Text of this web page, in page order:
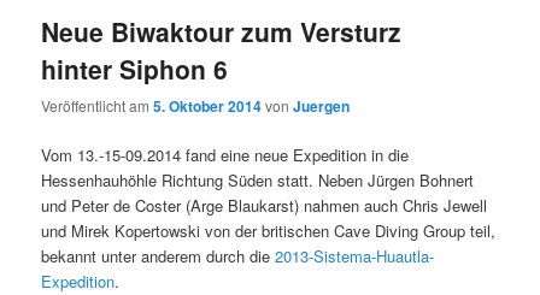
Neue Biwaktour zum Versturz
hinter Siphon 6
Veröffentlicht am5. Oktober 2014vonJuergen
Vom 13.-15-09.2014 fand eine neue Expedition in die
Hessenhauhöhle Richtung Süden statt. Neben Jürgen Bohnert
und Peter de Coster (Arge Blaukarst) nahmen auch Chris Jewell
und Mirek Kopertowski von der britischen Cave Diving Group teil,
bekannt unter anderem durch die2013-Sistema-Huautla-
Expedition.